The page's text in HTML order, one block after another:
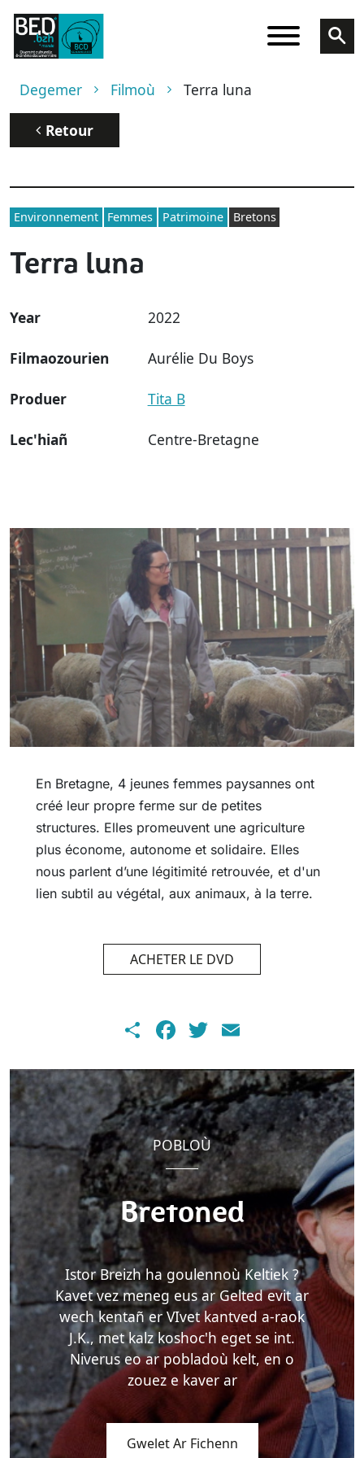
Skip to main content
Breadcrumb
Degemer Filmoù Terra luna
Retour
Environnement Femmes Patrimoine Bretons
Terra luna
Year 2022
Filmaozourien Aurélie Du Boys
Produer Tita B
Lec'hiañ Centre-Bretagne
En Bretagne, 4 jeunes femmes paysannes ont
créé leur propre ferme sur de petites
structures. Elles promeuvent une agriculture
plus économe, autonome et solidaire. Elles
nous parlent d’une légitimité retrouvée, et d'un
lien subtil au végétal, aux animaux, à la terre.
ACHETER LE DVD
ShareFacebook
Twitter
POBLOÙ
Bretoned
Istor Breizh ha goulennoù Keltiek ?
Kavet vez meneg eus ar Gelted evit ar
wech kentañ er VIvet kantved a-raok
J.K., met kalz koshoc'h eget se int.
Niverus eo ar pobladoù kelt, en o
zouez e kaver ar
Gwelet Ar Fichenn